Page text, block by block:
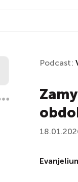
Podcast: